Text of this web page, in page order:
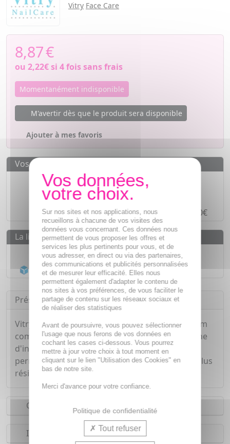
Vitry Face Care
8,87€
ou 2,22€si 4 fois sans frais
Momentanément indisponible
M'avertir dès que le produit sera disponible
Ajouter à mes favoris
Vos avantages
Des prixIMBATTABLES
Paiement en ligneSÉCURISÉ
Paiement en4 fois sans fraisà partir de 30€
La livraison
Livraison gratuite dès55€
Acheminement Chronoposten 24h*
Présentation
Vitry Pince à Épiler Yatagan Mors Éffilés Inox 9 cm
combine le savoir-faire Vitry associé à une touche
d'innovation. Ses mors finement biseautés vous
permettent d'épiler les poils les plus fins et les plus
résistants.
Conseils d'utilisation
Indications
Sur nos sites et nos applications, nous
recueillons à chacune de vos visites des
données vous concernant. Ces données nous
permettent de vous proposer les offres et
services les plus pertinents pour vous, et de
vous adresser, en direct ou via des partenaires,
des communications et publicités personnalisées
et de mesurer leur efficacité. Elles nous
permettent également d'adapter le contenu de
nos sites à vos préférences, de vous faciliter le
partage de contenu sur les réseaux sociaux et
de réaliser des statistiques
Avant de poursuivre, vous pouvez sélectionner
l'usage que nous ferons de vos données en
cochant les cases ci-dessous. Vous pourrez
mettre à jour votre choix à tout moment en
cliquant sur le lien "Utilisation des Cookies" en
bas de notre site.
Merci d'avance pour votre confiance.
Politique de confidentialité
Tout refuser